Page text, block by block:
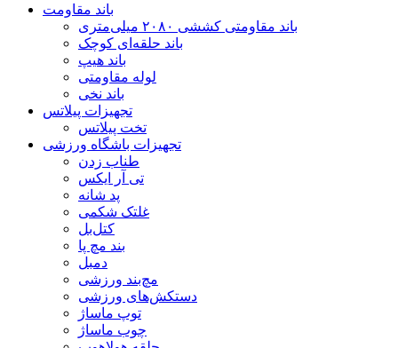
باند مقاومت
باند مقاومتی کششی ۲۰۸۰ میلی‌متری
باند حلقه‌ای کوچک
باند هیپ
لوله مقاومتی
باند نخی
تجهیزات پیلاتس
تخت پیلاتس
تجهیزات باشگاه ورزشی
طناب زدن
تی آر ایکس
پد شانه
غلتک شکمی
کتل‌بل
بند مچ پا
دمبل
مچ‌بند ورزشی
دستکش‌های ورزشی
توپ ماساژ
چوب ماساژ